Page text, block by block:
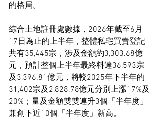
的格局。
綜合土地註冊處數據，2026年截至6月
17日為止的上半年，整體私宅買賣登記
共有35,445宗，涉及金額約3,303.68億
元，預計整個上半年最終料達36,593宗
及3,396.81億元，將較2025年下半年的
31,402宗及2,828.78億元分別上漲17%及
20%；量及金額雙雙連升3個「半年度」
兼創下近10個「半年度」新高。